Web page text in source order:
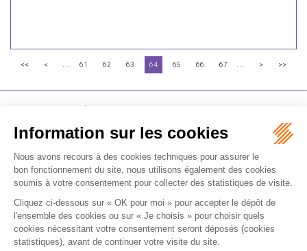
<< < ... 61 62 63 64 65 66 67 ... > >>
16-18 Rue du 4 Septembre - 75002 Paris
Contactez-nous
RECEVOIR LA NEWSLETTER
Je m'inscris